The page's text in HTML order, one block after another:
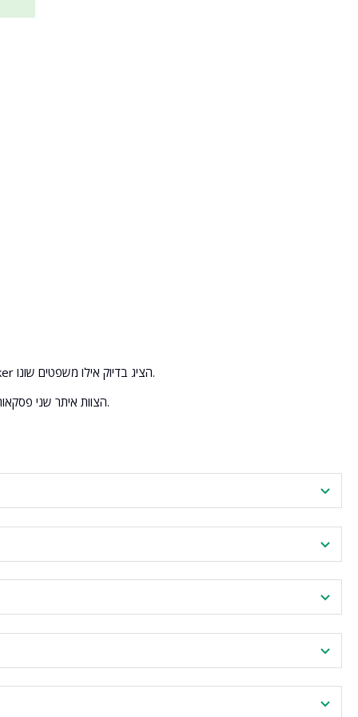
הצוות העריכתי השווה גרסה קודמת ומעודכנת של 40 מאמרים לפני העלאה מחודשת. Diff Checker הציג בדיוק אילו משפטים שונו.
הצוות איתר שני פסקאות שנמחקו בטעות בעריכה. התוכן שוחזר לפני ההעלאה – ללא השפעה על המיקום במנוע החיפוש.
כן. האופציה המתקדמת מאפשרת להשוות בין שתי כתובות URL חיות דרך פרוקסי פרימיום בתכניות בתשלום.